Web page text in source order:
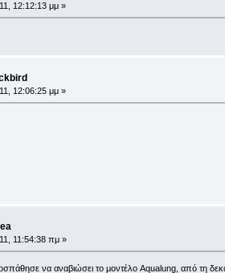
12:12:13 μμ »
12:06:25 μμ »
11:54:38 πμ »
να αναβιώσει το μοντέλο Aqualung, από τη